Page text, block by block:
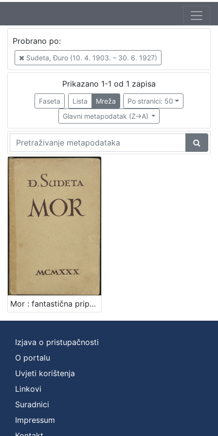
Probrano po:
Sudeta, Đuro (10. 4. 1903. – 30. 6. 1927)
Prikazano 1-1 od 1 zapisa
Faseta Lista Mreža
Po stranici: 50
Glavni metapodatak (Z->A)
Mor : fantastična pripovijest / Đuro Sudeta
Izjava o pristupačnosti
O portalu
Uvjeti korištenja
Linkovi
Suradnici
Impressum